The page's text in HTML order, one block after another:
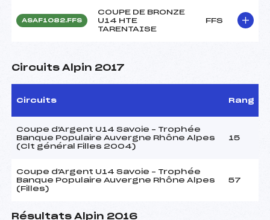
ASAF1082.FFS
COUPE DE BRONZE
U14 HTE
TARENTAISE
FFS
Circuits Alpin 2017
Circuits Rang
Coupe d'Argent U14 Savoie – Trophée
Banque Populaire Auvergne Rhône Alpes
(Clt général Filles 2004)
15
Coupe d'Argent U14 Savoie – Trophée
Banque Populaire Auvergne Rhône Alpes
(Filles)
57
Résultats Alpin 2016